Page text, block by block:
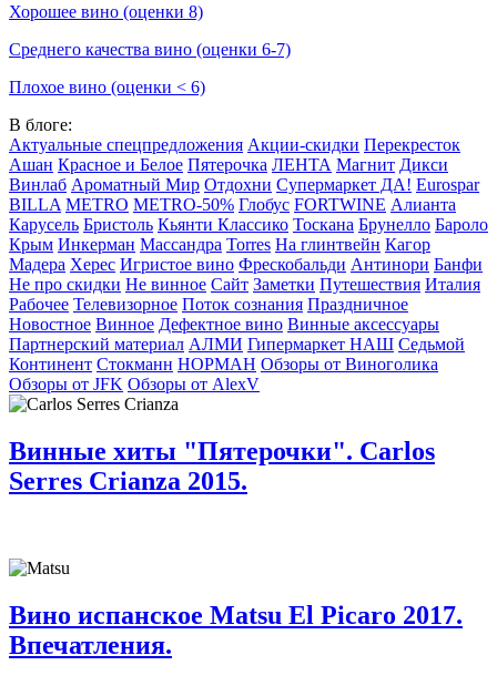
Хорошее вино (оценки 8)
Среднего качества вино (оценки 6-7)
Плохое вино (оценки < 6)
В блоге:
Актуальные спецпредложения Акции-скидки Перекресток
Ашан Красное и Белое Пятерочка ЛЕНТА Магнит Дикси
Винлаб Ароматный Мир Отдохни Супермаркет ДА! Eurospar
BILLA METRO METRO-50% Глобус FORTWINE Алианта
Карусель Бристоль Кьянти Классико Тоскана Брунелло Бароло
Крым Инкерман Массандра Torres На глинтвейн Кагор
Мадера Херес Игристое вино Фрескобальди Антинори Банфи
Не про скидки Не винное Сайт Заметки Путешествия Италия
Рабочее Телевизорное Поток сознания Праздничное
Новостное Винное Дефектное вино Винные аксессуары
Партнерский материал АЛМИ Гипермаркет НАШ Седьмой
Континент Стокманн НОРМАН Обзоры от Виноголика
Обзоры от JFK Обзоры от AlexV
Винные хиты "Пятерочки". Carlos
Serres Crianza 2015.
Вино испанское Matsu El Picaro 2017.
Впечатления.